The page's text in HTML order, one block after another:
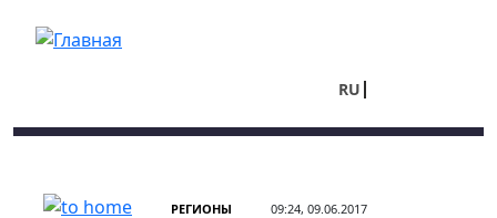
RU
РЕГИОНЫ 09:24, 09.06.2017